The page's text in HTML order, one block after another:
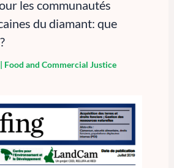
les communautés
du diamant: que
| Food and Commercial Justice